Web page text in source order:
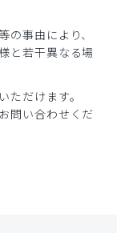
事由により、
と若干異なる場
だけます。
問い合わせくだ